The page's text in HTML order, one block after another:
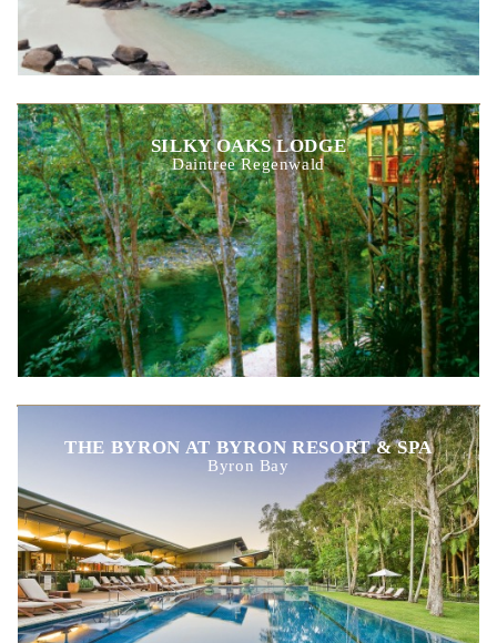
SILKY OAKS LODGE
Daintree Regenwald
THE BYRON AT BYRON RESORT & SPA
Byron Bay